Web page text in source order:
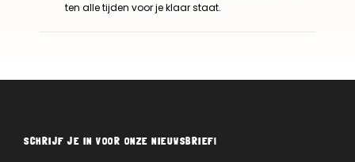
ten alle tijden voor je klaar staat.
SCHRIJF JE IN VOOR ONZE NIEUWSBRIEF!